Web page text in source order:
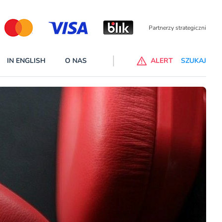
Partnerzy wspierający
do ChataGPT Go dla klientów Revoluta. Nowy benefit we
– Standard i Plus – z usługi będzie można korzsytać za
IN ENGLISH O NAS ALERT SZUKAJ